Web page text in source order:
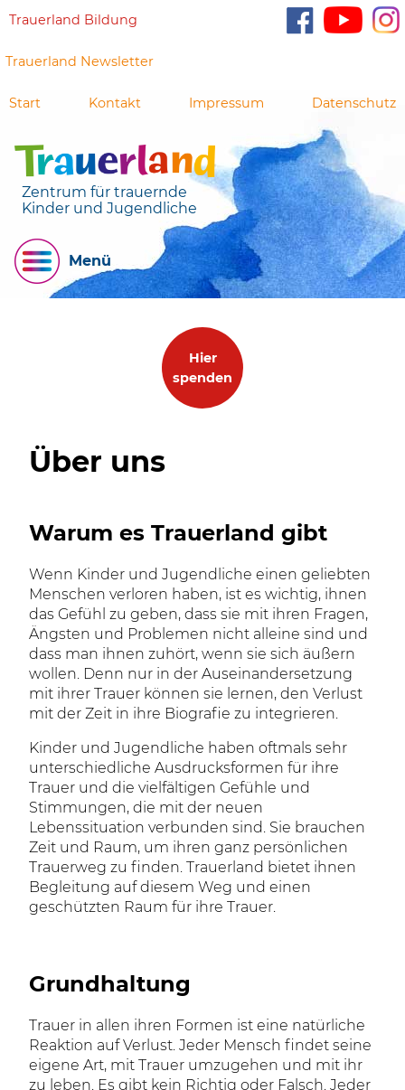
Trauerland Bildung
Trauerland Newsletter
Start Kontakt Impressum Datenschutz
Zentrum für trauernde
Kinder und Jugendliche
Menü
Hier
spenden
Über uns
Warum es Trauerland gibt
Wenn Kinder und Jugendliche einen geliebten
Menschen verloren haben, ist es wichtig, ihnen
das Gefühl zu geben, dass sie mit ihren Fragen,
Ängsten und Problemen nicht alleine sind und
dass man ihnen zuhört, wenn sie sich äußern
wollen. Denn nur in der Auseinandersetzung
mit ihrer Trauer können sie lernen, den Verlust
mit der Zeit in ihre Biografie zu integrieren.
Kinder und Jugendliche haben oftmals sehr
unterschiedliche Ausdrucksformen für ihre
Trauer und die vielfältigen Gefühle und
Stimmungen, die mit der neuen
Lebenssituation verbunden sind. Sie brauchen
Zeit und Raum, um ihren ganz persönlichen
Trauerweg zu finden. Trauerland bietet ihnen
Begleitung auf diesem Weg und einen
geschützten Raum für ihre Trauer.
Grundhaltung
Trauer in allen ihren Formen ist eine natürliche
Reaktion auf Verlust. Jeder Mensch findet seine
eigene Art, mit Trauer umzugehen und mit ihr
zu leben. Es gibt kein Richtig oder Falsch. Jeder